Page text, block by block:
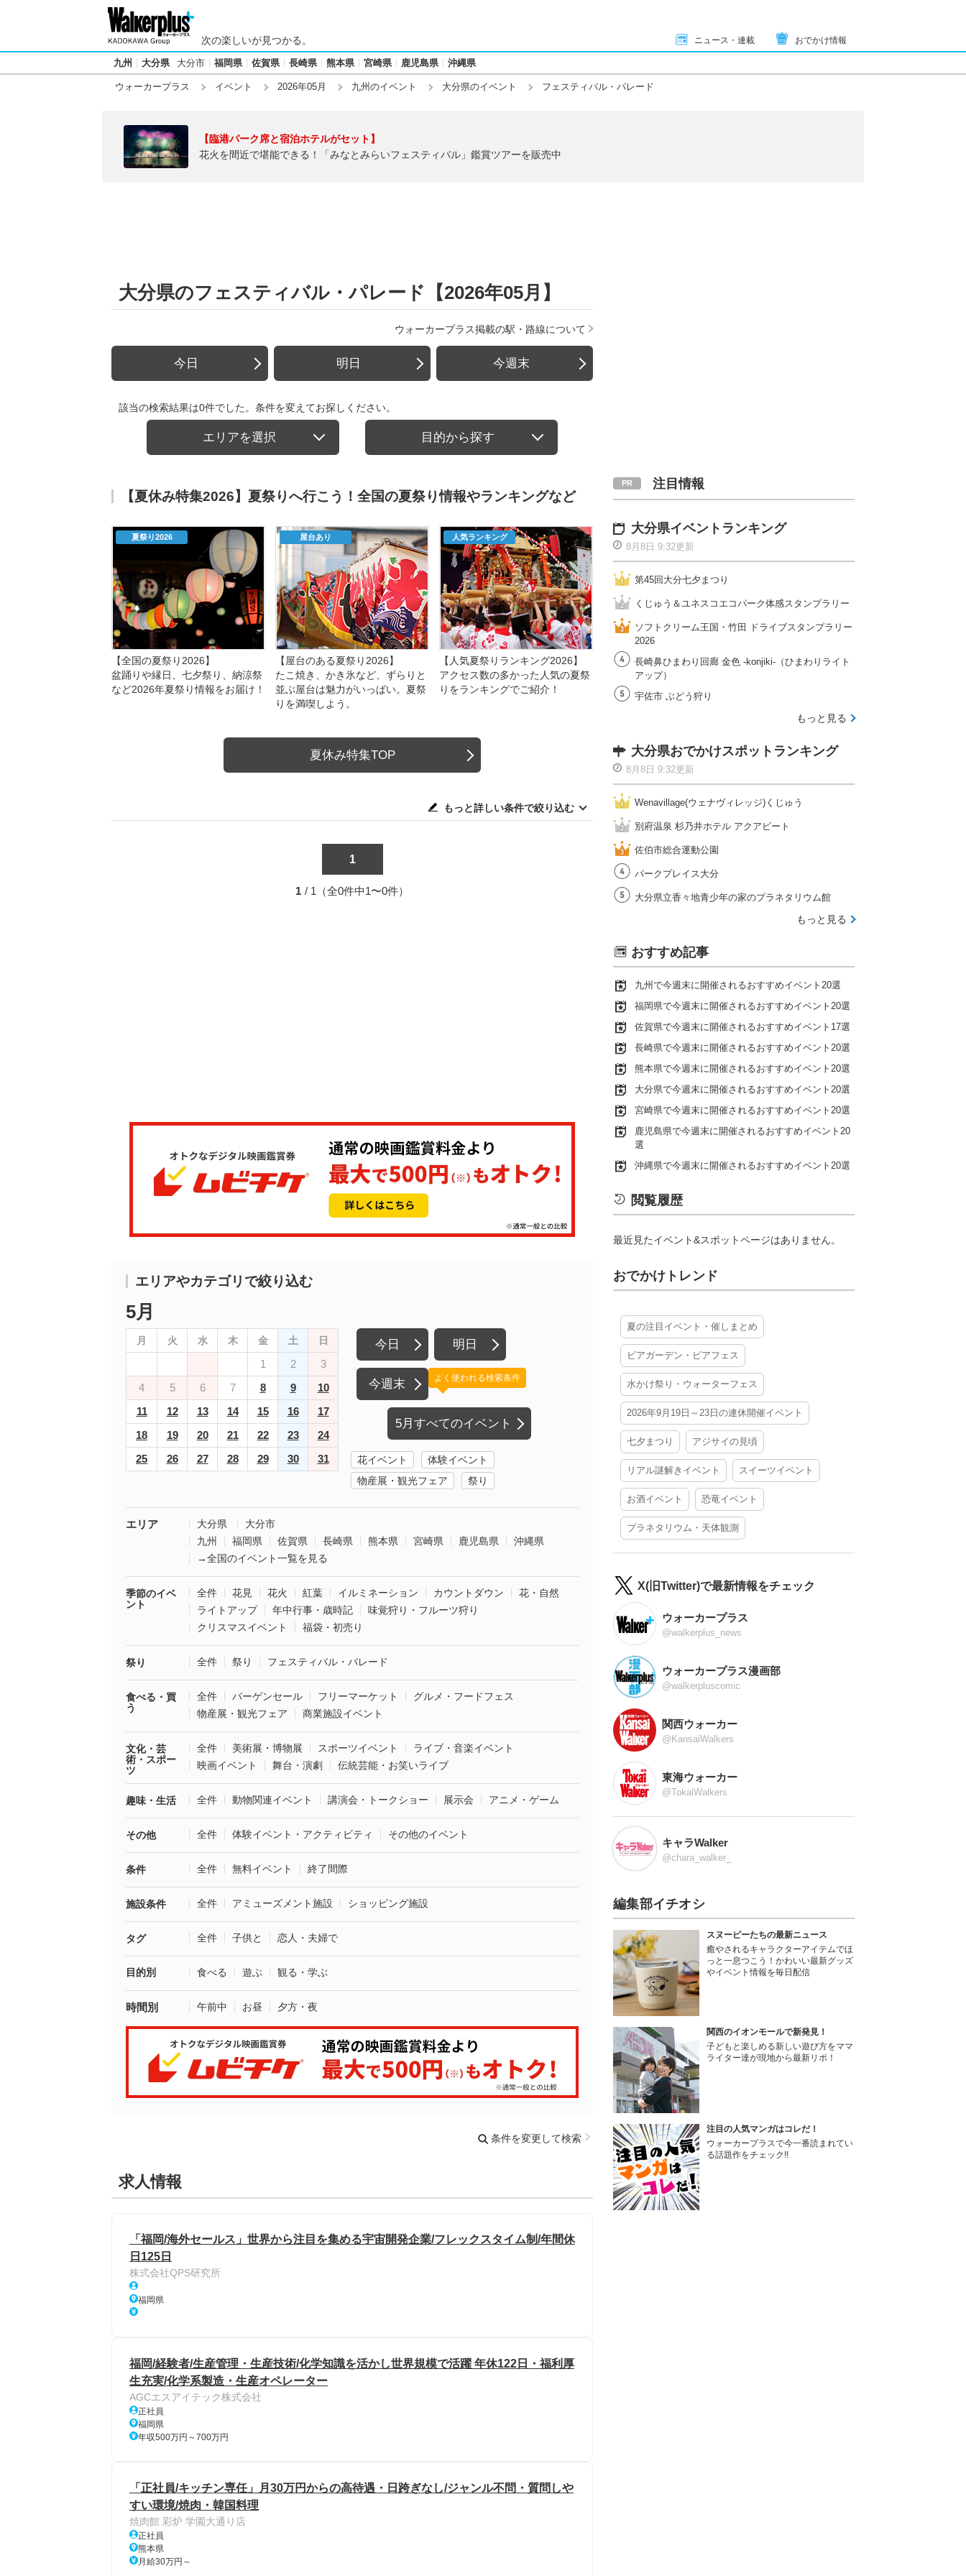
次の楽しいが見つかる。 ニュース・連載 おでかけ情報
九州 大分県 大分市 福岡県 佐賀県 長崎県 熊本県 宮崎県 鹿児島県 沖縄県
ウォーカープラス イベント 2026年05月 九州のイベント 大分県のイベント フェスティバル・パレード
【臨港パーク席と宿泊ホテルがセット】
花火を間近で堪能できる！「みなとみらいフェスティバル」鑑賞ツアーを販売中
大分県のフェスティバル・パレード【2026年05月】
ウォーカープラス掲載の駅・路線について
今日 明日 今週末
該当の検索結果は0件でした。条件を変えてお探しください。
エリアを選択 目的から探す
【夏休み特集2026】夏祭りへ行こう！全国の夏祭り情報やランキングなど
夏祭り2026
【全国の夏祭り2026】
盆踊りや縁日、七夕祭り、納涼祭
など2026年夏祭り情報をお届け！
屋台あり
【屋台のある夏祭り2026】
たこ焼き、かき氷など、ずらりと
並ぶ屋台は魅力がいっぱい。夏祭
りを満喫しよう。
人気ランキング
【人気夏祭りランキング2026】
アクセス数の多かった人気の夏祭
りをランキングでご紹介！
夏休み特集TOP
もっと詳しい条件で絞り込む
1
1 / 1（全0件中1〜0件）
エリアやカテゴリで絞り込む
5月
月 火 水 木 金 土 日
1 2
3
4
5 6 7 8 9
10
11
12 13 14 15 16
17
18
19 20 21 22 23
24
25
26 27 28 29 30 31
今日 明日
今週末
5月すべてのイベント
よく使われる検索条件
花イベント
体験イベント
物産展・観光フェア
祭り
エリア 大分県
大分市
九州
福岡県 佐賀県 長崎県 熊本県 宮崎県 鹿児島県
沖縄県
→全国のイベント一覧を見る
季節のイベ
ント
全件 花見 花火 紅葉 イルミネーション カウントダウン
花・自然
ライトアップ
年中行事・歳時記
味覚狩り・フルーツ狩り
クリスマスイベント
福袋・初売り
祭り 全件 祭り フェスティバル・パレード
食べる・買
う
全件 バーゲンセール フリーマーケット
グルメ・フードフェス
物産展・観光フェア
商業施設イベント
文化・芸
術・スポー
ツ
全件 美術展・博物展 スポーツイベント
ライブ・音楽イベント
映画イベント
舞台・演劇 伝統芸能・お笑いライブ
趣味・生活 全件 動物関連イベント 講演会・トークショー 展示会 アニメ・ゲーム
その他 全件 体験イベント・アクティビティ その他のイベント
条件 全件 無料イベント 終了間際
施設条件 全件 アミューズメント施設 ショッピング施設
タグ 全件 子供と 恋人・夫婦で
目的別 食べる 遊ぶ 観る・学ぶ
時間別 午前中 お昼 夕方・夜
条件を変更して検索
求人情報
「福岡/海外セールス」世界から注目を集める宇宙開発企業/フレックスタイム制/年間休
日125日
株式会社QPS研究所
福岡県
福岡/経験者/生産管理・生産技術/化学知識を活かし世界規模で活躍 年休122日・福利厚
生充実/化学系製造・生産オペレーター
AGCエスアイテック株式会社
正社員
福岡県
年収500万円～700万円
「正社員/キッチン専任」月30万円からの高待遇・日跨ぎなし/ジャンル不問・質問しや
すい環境/焼肉・韓国料理
焼肉館 彩炉 学園大通り店
正社員
熊本県
月給30万円～
注目情報
大分県イベントランキング
8月8日 9:32更新
第45回大分七夕まつり
くじゅう＆ユネスコエコパーク体感スタンプラリー
ソフトクリーム王国・竹田 ドライブスタンプラリー
2026
長崎鼻ひまわり回廊 金色 -konjiki-（ひまわりライト
アップ）
宇佐市 ぶどう狩り
もっと見る
大分県おでかけスポットランキング
8月8日 9:32更新
Wenavillage(ウェナヴィレッジ)くじゅう
別府温泉 杉乃井ホテル アクアビート
佐伯市総合運動公園
パークプレイス大分
大分県立香々地青少年の家のプラネタリウム館
もっと見る
おすすめ記事
九州で今週末に開催されるおすすめイベント20選
福岡県で今週末に開催されるおすすめイベント20選
佐賀県で今週末に開催されるおすすめイベント17選
長崎県で今週末に開催されるおすすめイベント20選
熊本県で今週末に開催されるおすすめイベント20選
大分県で今週末に開催されるおすすめイベント20選
宮崎県で今週末に開催されるおすすめイベント20選
鹿児島県で今週末に開催されるおすすめイベント20
選
沖縄県で今週末に開催されるおすすめイベント20選
閲覧履歴
最近見たイベント&スポットページはありません。
おでかけトレンド
夏の注目イベント・催しまとめ
ビアガーデン・ビアフェス
水かけ祭り・ウォーターフェス
2026年9月19日～23日の連休開催イベント
七夕まつり アジサイの見頃
リアル謎解きイベント スイーツイベント
お酒イベント 恐竜イベント
プラネタリウム・天体観測
X(旧Twitter)で最新情報をチェック
ウォーカープラス
@walkerplus_news
ウォーカープラス漫画部
@walkerpluscomic
関西ウォーカー
@KansaiWalkers
東海ウォーカー
@TokaiWalkers
キャラWalker
@chara_walker_
編集部イチオシ
スヌーピーたちの最新ニュース
癒やされるキャラクターアイテムでほ
っと一息つこう！かわいい最新グッズ
やイベント情報を毎日配信
関西のイオンモールで新発見！
子どもと楽しめる新しい遊び方をママ
ライター達が現地から最新リポ！
注目の人気マンガはコレだ！
ウォーカープラスで今一番読まれてい
る話題作をチェック!!